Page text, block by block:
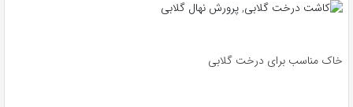
خاک مناسب برای درخت گلابی